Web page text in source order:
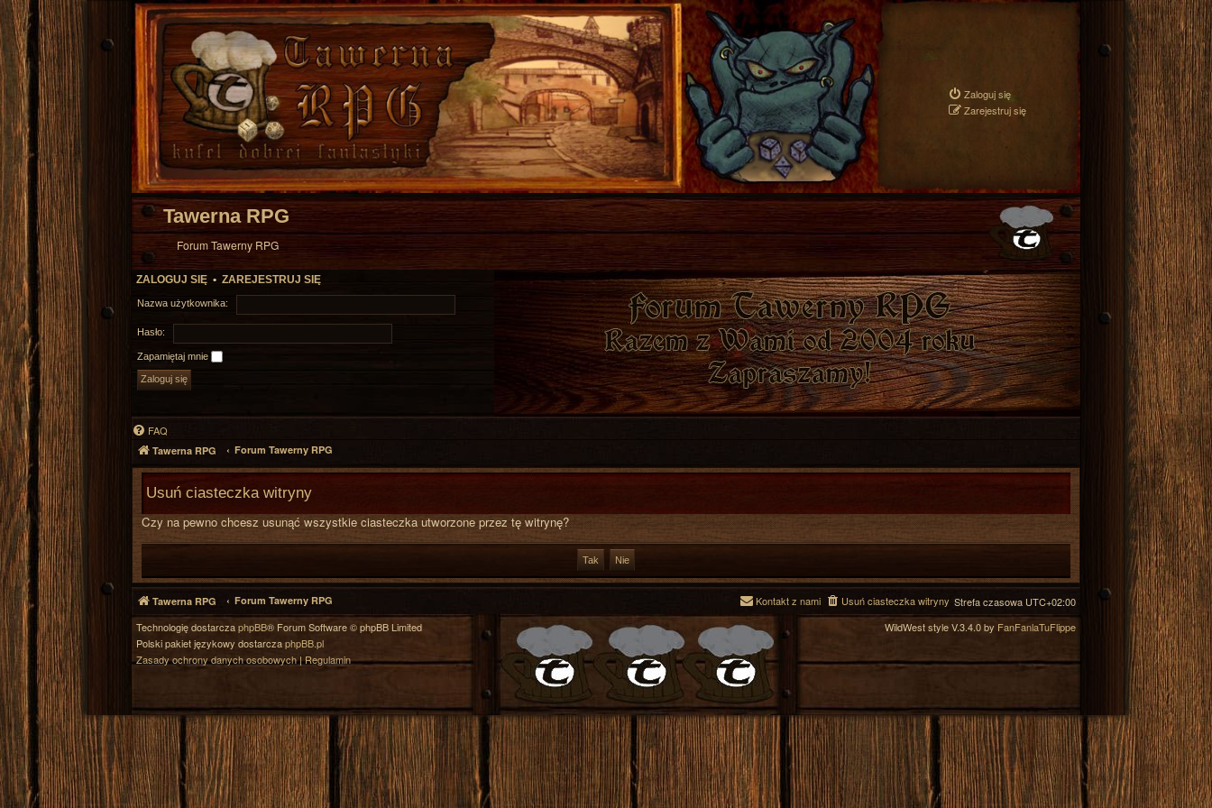
Zaloguj się
Zarejestruj się
Tawerna RPG
Forum Tawerny RPG
ZALOGUJ SIĘ • ZAREJESTRUJ SIĘ
Nazwa użytkownika:
Hasło:
Zapamiętaj mnie
FAQ
Tawerna RPG Forum Tawerny RPG
Usuń ciasteczka witryny
Czy na pewno chcesz usunąć wszystkie ciasteczka utworzone przez tę witrynę?
Tawerna RPG Forum Tawerny RPG Strefa czasowa UTC+02:00
Usuń ciasteczka witryny
Kontakt z nami
Technologię dostarczaphpBB® Forum Software © phpBB Limited WildWest style V.3.4.0 by FanFanlaTuFlippe
Polski pakiet językowy dostarczaphpBB.pl
Zasady ochrony danych osobowych|Regulamin